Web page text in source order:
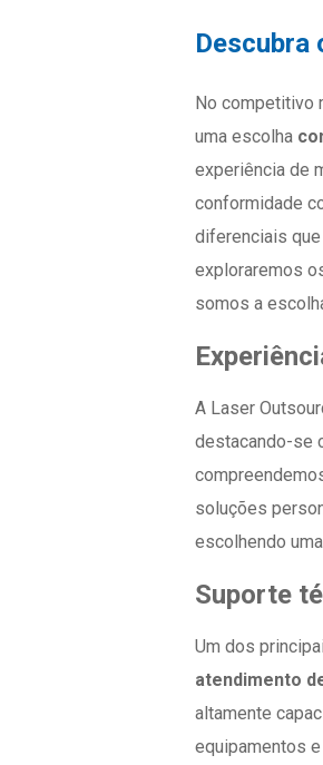
Descubra
No competitivo
uma escolha
experiência de
conformidade
diferenciais
exploraremos
somos a
A Laser
destacando-se
soluções
escolhendo
Suporte
Um dos
atendimento
altamente
equipamentos